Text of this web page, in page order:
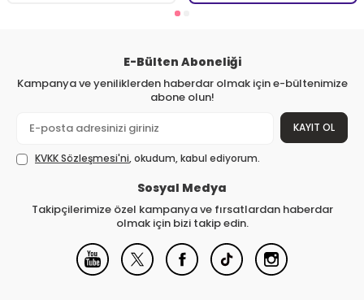
E-Bülten Aboneliği
Kampanya ve yeniliklerden haberdar olmak için e-bültenimize
abone olun!
KAYIT OL
KVKK Sözleşmesi'ni, okudum, kabul ediyorum.
Sosyal Medya
Takipçilerimize özel kampanya ve fırsatlardan haberdar
olmak için bizi takip edin.